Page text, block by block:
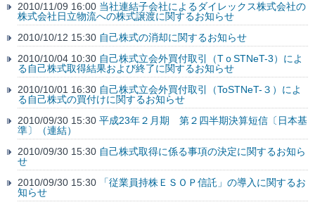
2010/11/09 16:00 当社連結子会社によるダイレックス株式会社の
株式会社日立物流への株式譲渡に関するお知らせ
2010/10/12 15:30 自己株式の消却に関するお知らせ
2010/10/04 10:30 自己株式立会外買付取引（TｏSTNeT-3）によ
る自己株式取得結果および終了に関するお知らせ
2010/10/01 16:30 自己株式立会外買付取引（ToSTNeT-３）によ
る自己株式の買付けに関するお知らせ
2010/09/30 15:30 平成23年２月期 第２四半期決算短信〔日本基
準〕（連結）
2010/09/30 15:30 自己株式取得に係る事項の決定に関するお知ら
せ
2010/09/30 15:30
「従業員持株ＥＳＯＰ信託」の導入に関するお
知らせ